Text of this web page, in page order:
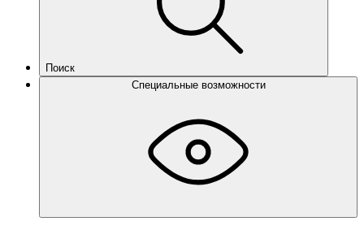
Поиск
Специальные возможности